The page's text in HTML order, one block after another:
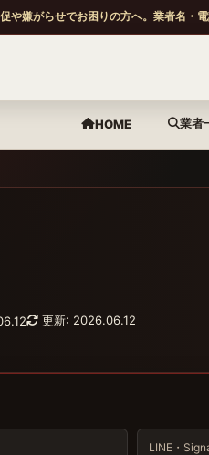
や嫌がらせでお困りの方へ。業者名・
HOME 業者
更新: 2026.06.12
LINE・